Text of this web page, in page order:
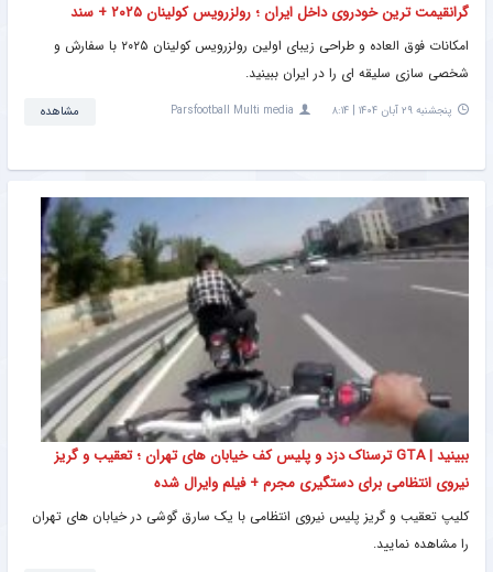
گرانقیمت ترین خودروی داخل ایران ؛ رولزرویس کولینان ۲۰۲۵ + سند
امکانات فوق العاده و طراحی زیبای اولین رولزرویس کولینان ۲۰۲۵ با سفارش و
شخصی سازی سلیقه ای را در ایران ببینید.
پنجشنبه ۲۹ آبان ۱۴۰۴ | ۸:۱۴ Parsfootball Multi media مشاهده
ببینید | GTA ترسناک دزد و پلیس کف خیابان های تهران ؛ تعقیب و گریز
نیروی انتظامی برای دستگیری مجرم + فیلم وایرال شده
کلیپ تعقیب و گریز پلیس نیروی انتظامی با یک سارق گوشی در خیابان های تهران
را مشاهده نمایید.